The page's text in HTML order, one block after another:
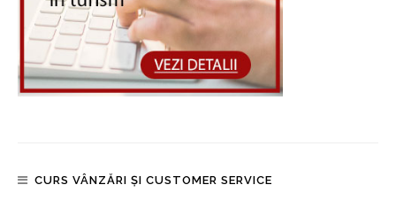
CURS VÂNZĂRI ȘI CUSTOMER SERVICE